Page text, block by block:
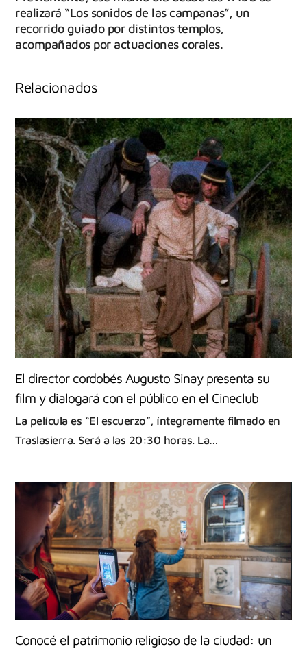
realizará “Los sonidos de las campanas”, un
recorrido guiado por distintos templos,
acompañados por actuaciones corales.
Relacionados
El director cordobés Augusto Sinay presenta su
film y dialogará con el público en el Cineclub
La película es “El escuerzo”, íntegramente filmado en
Traslasierra. Será a las 20:30 horas. La…
Conocé el patrimonio religioso de la ciudad: un